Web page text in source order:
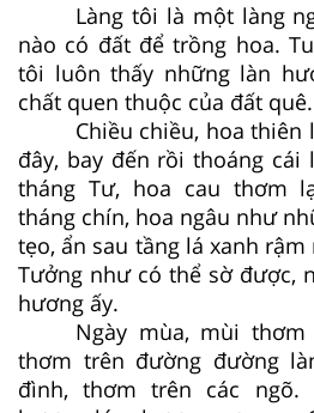
Làng tôi là một làng
nào có đất để trồng hoa.
tôi luôn thấy những làn
chất quen thuộc của đất quê.
Chiều chiều, hoa
đây, bay đến rồi thoáng cái
tháng Tư, hoa cau thơm
tháng chín, hoa ngâu như
tẹo, ẩn sau tầng lá xanh
Tưởng như có thể sờ được,
hương ấy.
Ngày mùa, mùi
thơm trên đường đường
đình, thơm trên các